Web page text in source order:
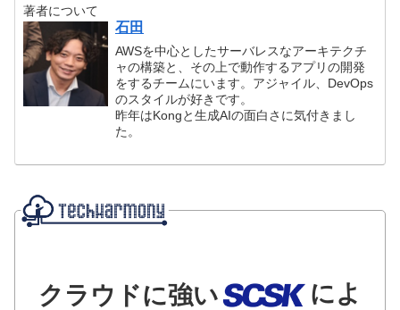
著者について
石田
AWSを中心としたサーバレスなアーキテクチ
ャの構築と、その上で動作するアプリの開発
をするチームにいます。アジャイル、DevOps
のスタイルが好きです。
昨年はKongと生成AIの面白さに気付きまし
た。
クラウドに強い
によ